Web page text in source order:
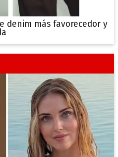
denim más favorecedor y